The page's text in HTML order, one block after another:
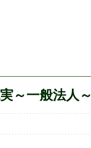
～一般法人～